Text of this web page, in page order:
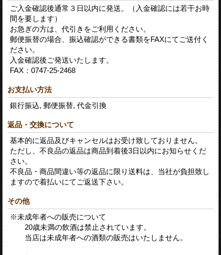
ご入金確認後通常３日以内に発送。（入金確認には若干お時
間を要します）
お急ぎの方は、代引きをご利用ください。
郵便振替の場合、振込確認ができる書類をFAXにてご送付く
ださい。
入金確認後ご発送いたします。
FAX：0747-25-2468
お支払い方法
銀行振込, 郵便振替, 代金引換
返品・交換について
基本的に返品及びキャンセルはお受け致しておりません。
ただし、不良品の返品は商品到着後3日以内にお知らせくだ
さい。
不良品・商品間違い等の返品に限り送料は、当社が負担致し
ますので着払いにてご返送下さい。
その他
※未成年者への販売について
20歳未満の飲酒は禁止されています。
当店は未成年者への酒類の販売はいたしません。